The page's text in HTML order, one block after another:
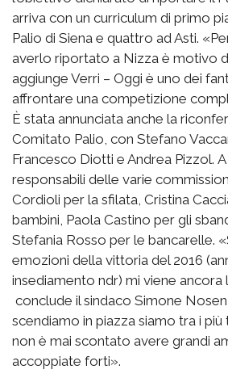
arriva con un curriculum di primo
Palio di Siena e quattro ad Asti.
averlo riportato a Nizza è motivo
aggiunge Verri – Oggi è uno dei
affrontare una competizione
È stata annunciata anche la
Comitato Palio, con Stefano
Francesco Diotti e Andrea Pizzol.
responsabili delle varie
Cordioli per la sfilata, Cristina
bambini, Paola Castino per gli
Stefania Rosso per le bancarelle.
emozioni della vittoria del 2016
insediamento ndr) mi viene ancora
conclude il sindaco Simone
scendiamo in piazza siamo tra i più
non è mai scontato avere grandi
accoppiate forti».